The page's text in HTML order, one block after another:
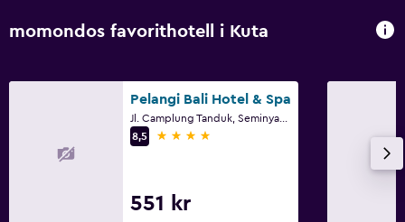
momondos favorithotell i Kuta
Pelangi Bali Hotel & Spa
8,5
4 stjärnor
551 kr